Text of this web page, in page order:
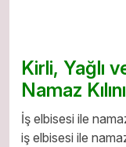
Kirli, Yağlı
Namaz
İş elbisesi ile
iş elbisesi ile